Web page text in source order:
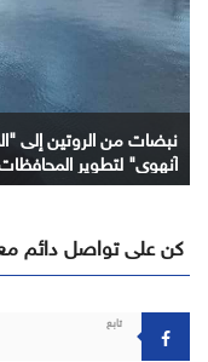
نبضات من الروتين إلى
آنهوي" لتطوير
كن على تواصل دائم
تابع